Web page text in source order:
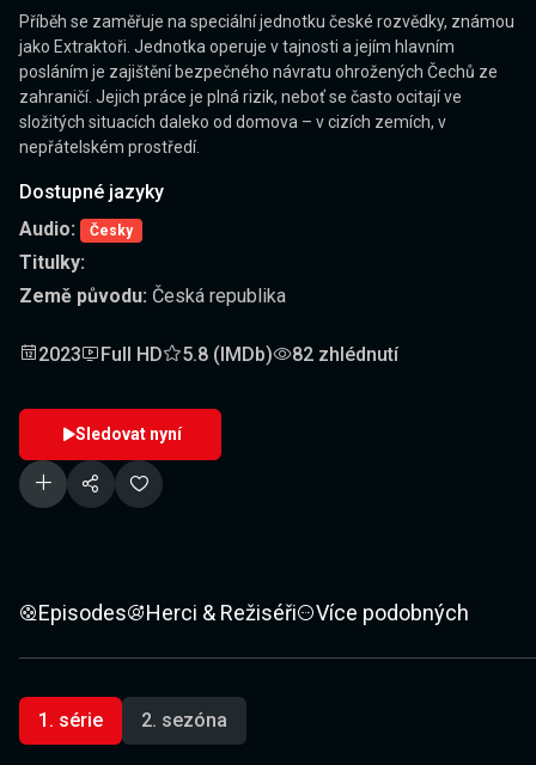
Příběh se zaměřuje na speciální jednotku české rozvědky, známou
jako Extraktoři. Jednotka operuje v tajnosti a jejím hlavním
posláním je zajištění bezpečného návratu ohrožených Čechů ze
zahraničí. Jejich práce je plná rizik, neboť se často ocitají ve
složitých situacích daleko od domova – v cizích zemích, v
nepřátelském prostředí.
Dostupné jazyky
Audio:
Česky
Titulky:
Země původu: Česká republika
2023 Full HD 5.8 (IMDb) 82 zhlédnutí
Sledovat nyní
Episodes Herci & Režiséři Více podobných
1. série 2. sezóna